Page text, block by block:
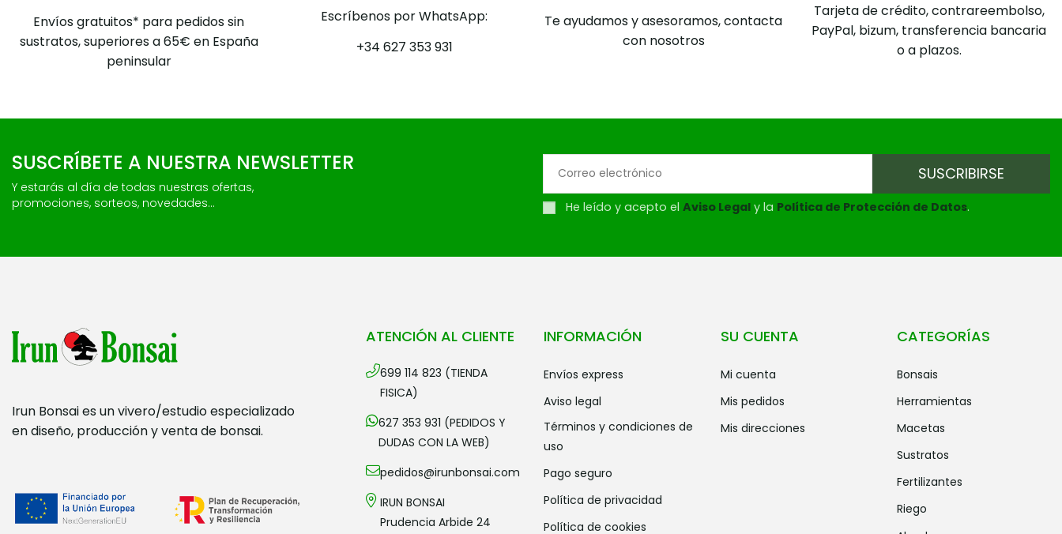
Envíos gratuitos* para pedidos sin
sustratos, superiores a 65€ en España
peninsular
Escríbenos por WhatsApp:
+34 627 353 931
Te ayudamos y asesoramos, contacta
con nosotros
Tarjeta de crédito, contrareembolso,
PayPal, bizum, transferencia bancaria
o a plazos.
SUSCRÍBETE A NUESTRA NEWSLETTER
Y estarás al día de todas nuestras ofertas,
promociones, sorteos, novedades...
He leído y acepto el Aviso Legal y la Política de Protección de Datos.
Irun Bonsai es un vivero/estudio especializado
en diseño, producción y venta de bonsai.
ATENCIÓN AL CLIENTE
699 114 823 (TIENDA
FISICA)
627 353 931 (PEDIDOS Y
DUDAS CON LA WEB)
pedidos@irunbonsai.com
IRUN BONSAI
Prudencia Arbide 24
INFORMACIÓN
envíos express
aviso legal
términos y condiciones de
uso
pago seguro
política de privacidad
política de cookies
SU CUENTA
mi cuenta
mis pedidos
mis direcciones
CATEGORÍAS
bonsais
herramientas
macetas
sustratos
fertilizantes
riego